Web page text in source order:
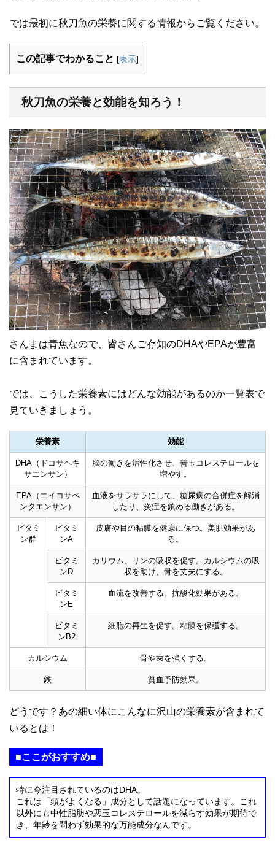
では最初に秋刀魚の栄養に関する情報からご覧ください。
この記事でわかること [表示]
秋刀魚の栄養と効能を知ろう！
さんまは青魚なので、皆さんご存知のDHAやEPAが豊富
に含まれています。
では、こうした栄養素にはどんな効能があるのか一覧表で
見ていきましょう。
栄養素 効能
DHA（ドコサヘキ
サエンサン）
脳の働きを活性化させ、善玉コレステロールを
増やす。
EPA（エイコサペ
ンタエンサン）
血液をサラサラにして、糖尿病の合併症を解消
したり、炎症を鎮める働きがある。
ビタミ
ン群
ビタミ
ンA
皮膚や目の粘膜を健康に保つ。美肌効果があ
る。
ビタミ
ンD
カリウム、リンの吸収を促す。カルシウムの吸
収を助け、骨を丈夫にする。
ビタミ
ンE
血流を改善する。抗酸化効果がある。
ビタミ
ンB2
細胞の再生を促す。粘膜を保護する。
カルシウム 骨や歯を強くする。
鉄 貧血予防効果。
どうです？あの細い体にこんなに沢山の栄養素が含まれて
いるとは！
■ここがおすすめ■
特に今注目されているのはDHA。
これは「頭がよくなる」成分として話題になっています。これ
以外にも中性脂肪や悪玉コレステロールを減らす効果が期待で
き、年齢を問わず効果的な万能成分なんです。